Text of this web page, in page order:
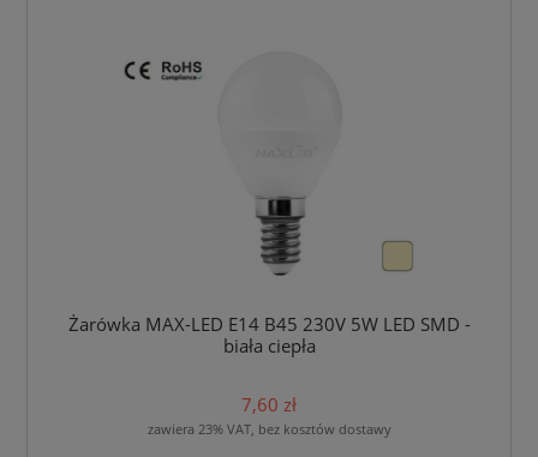
Żarówka MAX-LED E14 B45 230V 5W LED SMD -
biała ciepła
7,60 zł
zawiera 23% VAT, bez kosztów dostawy